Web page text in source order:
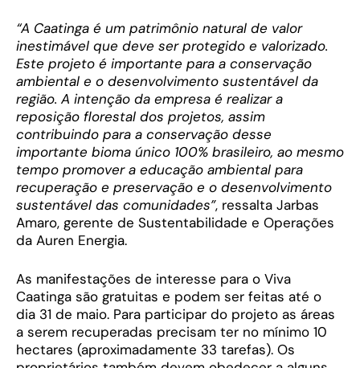
“A Caatinga é um patrimônio natural de valor
inestimável que deve ser protegido e valorizado.
Este projeto é importante para a conservação
ambiental e o desenvolvimento sustentável da
região. A intenção da empresa é realizar a
reposição florestal dos projetos, assim
contribuindo para a conservação desse
importante bioma único 100% brasileiro, ao mesmo
tempo promover a educação ambiental para
recuperação e preservação e o desenvolvimento
sustentável das comunidades”, ressalta Jarbas
Amaro, gerente de Sustentabilidade e Operações
da Auren Energia.
As manifestações de interesse para o Viva
Caatinga são gratuitas e podem ser feitas até o
dia 31 de maio. Para participar do projeto as áreas
a serem recuperadas precisam ter no mínimo 10
hectares (aproximadamente 33 tarefas). Os